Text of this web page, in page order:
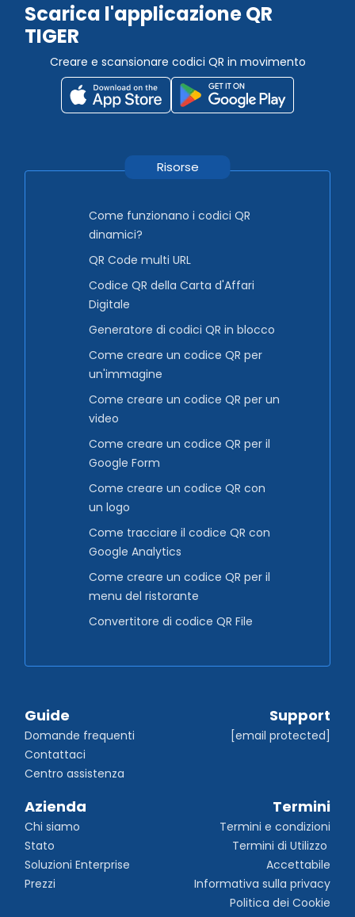
Scarica l'applicazione QR
TIGER
Creare e scansionare codici QR in movimento
Risorse
Come funzionano i codici QR
dinamici?
QR Code multi URL
Codice QR della Carta d'Affari
Digitale
Generatore di codici QR in blocco
Come creare un codice QR per
un'immagine
Come creare un codice QR per un
video
Come creare un codice QR per il
Google Form
Come creare un codice QR con
un logo
Come tracciare il codice QR con
Google Analytics
Come creare un codice QR per il
menu del ristorante
Convertitore di codice QR File
Guide
Domande frequenti
Contattaci
Centro assistenza
Support
[email protected]
Azienda
Chi siamo
Stato
Soluzioni Enterprise
Prezzi
Termini
Termini e condizioni
Termini di Utilizzo
Accettabile
Informativa sulla privacy
Politica dei Cookie